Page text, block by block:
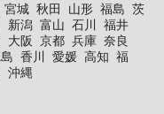
宮城 秋田 山形 福島 茨
新潟 富山 石川
福井
大阪 京都 兵庫 奈良
香川 愛媛 高知 福
沖縄